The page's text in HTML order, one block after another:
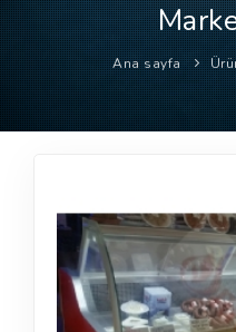
FIRMALAR
ÜRÜNLER
NASIL ÇALIŞIR?
Ana sayfa